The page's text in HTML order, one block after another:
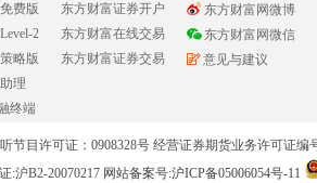
费版
2
略版
理
终端
东方财富证券开户
东方财富在线交易
东方财富证券交易
东方财富网微博
东方财富网微信
意见与建议
节目许可证：0908328号 经营证券期货业务许可证编
:沪B2-20070217 网站备案号:沪ICP备05006054号-11